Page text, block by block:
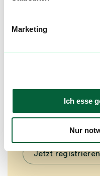
Marketing
Ich esse
Nur
Community
aktualisiert! Hilf
Lieblingsblüten zu
Preisreduktionen
exklusive
Jetzt registrieren